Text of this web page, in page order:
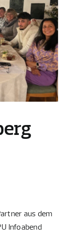
aus dem
Infoabend